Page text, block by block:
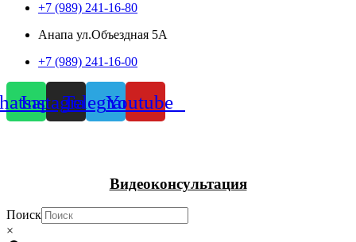
+7 (989) 241-16-80
Анапа ул.Объездная 5А
+7 (989) 241-16-00
InstagramTelegramYoutube
Видеоконсультация
Поиск
×